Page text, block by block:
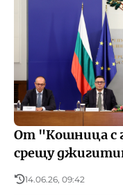
От "Кошница с
срещу
14.06.26, 09:42